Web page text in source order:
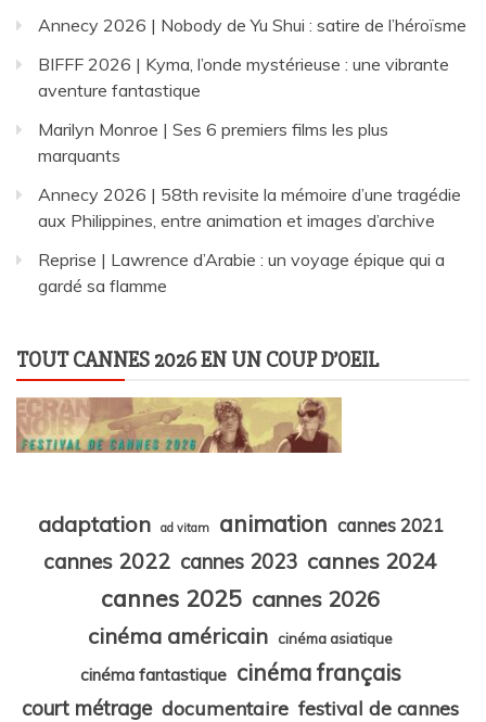
Annecy 2026 | Nobody de Yu Shui : satire de l’héroïsme
BIFFF 2026 | Kyma, l’onde mystérieuse : une vibrante
aventure fantastique
Marilyn Monroe | Ses 6 premiers films les plus
marquants
Annecy 2026 | 58th revisite la mémoire d’une tragédie
aux Philippines, entre animation et images d’archive
Reprise | Lawrence d’Arabie : un voyage épique qui a
gardé sa flamme
TOUT CANNES 2026 EN UN COUP D’OEIL
adaptation ad vitam animation cannes 2021
cannes 2022 cannes 2023 cannes 2024
cannes 2025 cannes 2026
cinéma américain
cinéma asiatique
cinéma fantastique cinéma français
court métrage documentaire festival de cannes